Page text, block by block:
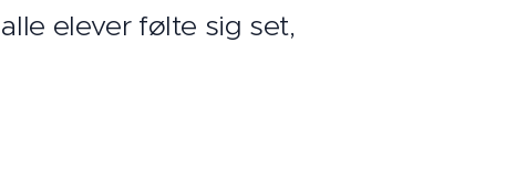
elever følte sig set,